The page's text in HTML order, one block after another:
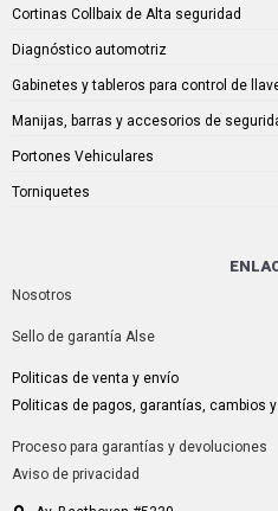
Cortinas Collbaix de Alta seguridad
Diagnóstico automotriz
Gabinetes y tableros para control de
Manijas, barras y accesorios de
Portones Vehiculares
Torniquetes
Nosotros
Sello de garantía Alse
Politicas de venta y envío
Politicas de pagos, garantías, cambios
Proceso para garantías y devoluciones
Aviso de privacidad